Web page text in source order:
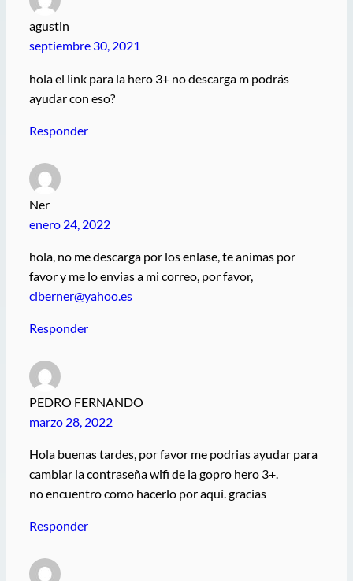
agustin
septiembre 30, 2021
hola el link para la hero 3+ no descarga m podrás
ayudar con eso?
Responder
Ner
enero 24, 2022
hola, no me descarga por los enlase, te animas por
favor y me lo envias a mi correo, por favor,
ciberner@yahoo.es
Responder
PEDRO FERNANDO
marzo 28, 2022
Hola buenas tardes, por favor me podrias ayudar para
cambiar la contraseña wifi de la gopro hero 3+.
no encuentro como hacerlo por aquí. gracias
Responder